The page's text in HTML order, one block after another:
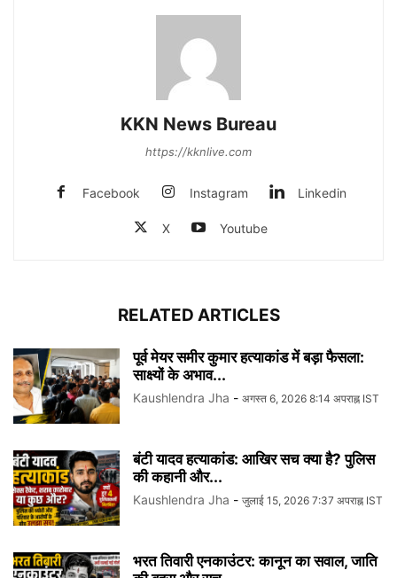
KKN News Bureau
https://kknlive.com
Facebook Instagram Linkedin
X Youtube
RELATED ARTICLES
पूर्व मेयर समीर कुमार हत्याकांड में बड़ा फैसला:
साक्ष्यों के अभाव...
Kaushlendra Jha - अगस्त 6, 2026 8:14 अपराह्न IST
बंटी यादव हत्याकांड: आखिर सच क्या है? पुलिस
की कहानी और...
Kaushlendra Jha - जुलाई 15, 2026 7:37 अपराह्न IST
भरत तिवारी एनकाउंटर: कानून का सवाल, जाति